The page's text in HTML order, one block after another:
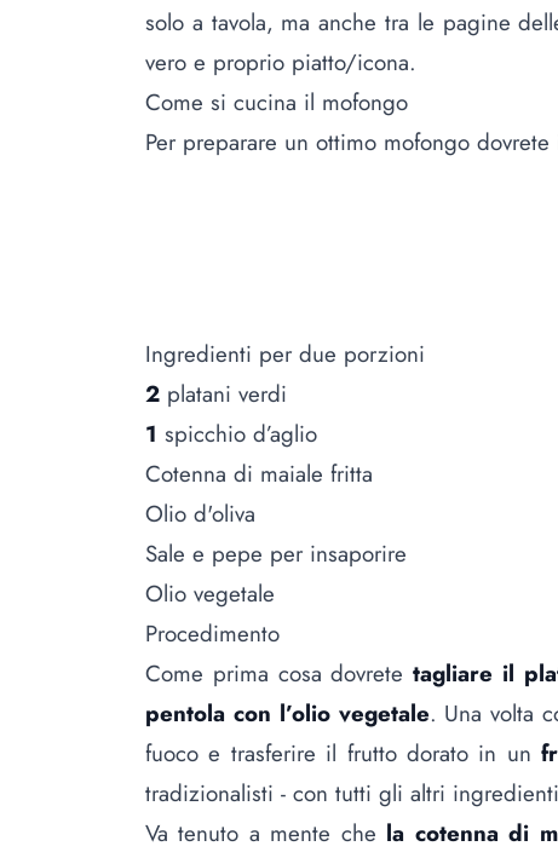
solo a tavola, ma anche tra le pagine
vero e proprio piatto/icona.
Come si cucina il mofongo
Per preparare un ottimo mofongo
Ingredienti per due porzioni
2 platani verdi
1 spicchio d’aglio
Cotenna di maiale fritta
Olio d'oliva
Sale e pepe per insaporire
Olio vegetale
Procedimento
Come prima cosa dovretetagliare il
pentola con l’olio vegetale. Una volta
fuoco e trasferire il frutto dorato in un
tradizionalisti - con tutti gli altri
Va tenuto a mente che la cotenna di